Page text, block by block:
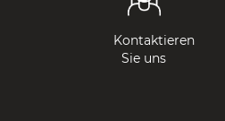
Kontaktieren
Sie uns